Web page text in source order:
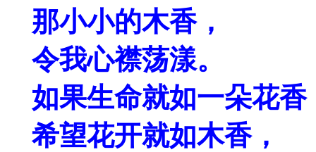
那小小的木香，
令我心襟荡漾。
如果生命就如一朵花香
希望花开就如木香，